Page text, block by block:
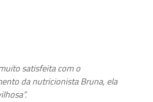
satisfeita com o
da nutricionista Bruna, ela